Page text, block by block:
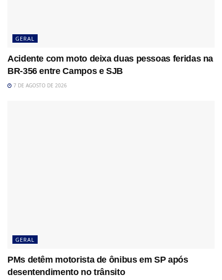
GERAL
Acidente com moto deixa duas pessoas feridas na
BR-356 entre Campos e SJB
7 DE AGOSTO DE 2026
GERAL
PMs detêm motorista de ônibus em SP após
desentendimento no trânsito